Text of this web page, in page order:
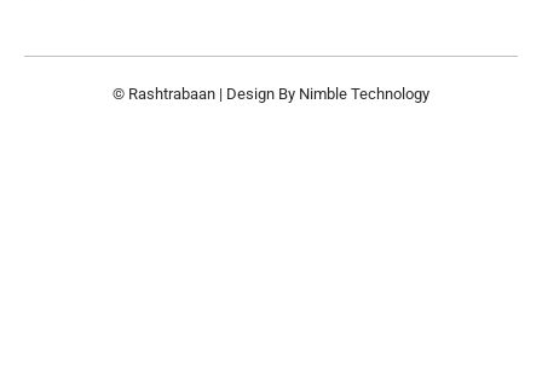
© Rashtrabaan | Design By Nimble Technology